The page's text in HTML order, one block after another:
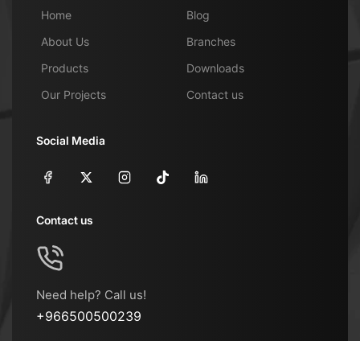
Home
About Us
Products
Our Projects
Blog
Branches
Downloads
Contact us
Social Media
Contact us
Need help? Call us!
+966500500239